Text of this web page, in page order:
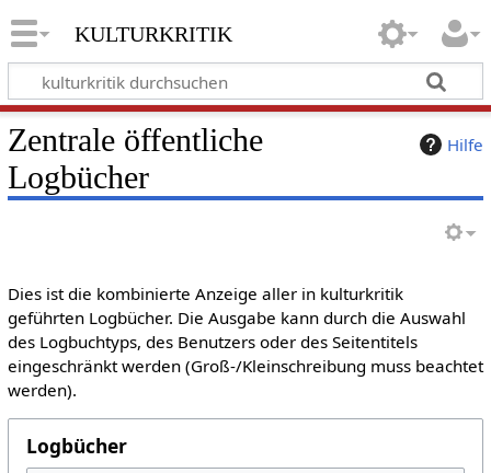
kulturkritik
Hilfe
Zentrale öffentliche
Logbücher
Dies ist die kombinierte Anzeige aller in kulturkritik
geführten Logbücher. Die Ausgabe kann durch die Auswahl
des Logbuchtyps, des Benutzers oder des Seitentitels
eingeschränkt werden (Groß-/Kleinschreibung muss beachtet
werden).
Logbücher